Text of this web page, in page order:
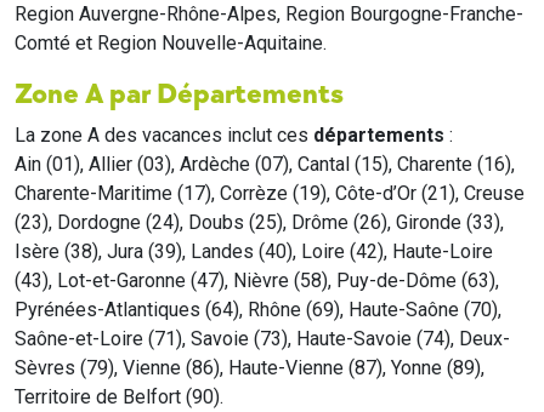
Region Auvergne-Rhône-Alpes, Region Bourgogne-Franche-
Comté et Region Nouvelle-Aquitaine.
Zone A par Départements
La zone A des vacances inclut ces départements :
Ain (01), Allier (03), Ardèche (07), Cantal (15), Charente (16),
Charente-Maritime (17), Corrèze (19), Côte-d’Or (21), Creuse
(23), Dordogne (24), Doubs (25), Drôme (26), Gironde (33),
Isère (38), Jura (39), Landes (40), Loire (42), Haute-Loire
(43), Lot-et-Garonne (47), Nièvre (58), Puy-de-Dôme (63),
Pyrénées-Atlantiques (64), Rhône (69), Haute-Saône (70),
Saône-et-Loire (71), Savoie (73), Haute-Savoie (74), Deux-
Sèvres (79), Vienne (86), Haute-Vienne (87), Yonne (89),
Territoire de Belfort (90).